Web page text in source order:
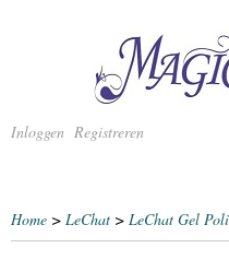
Inloggen Registreren
Home > LeChat > LeChat Gel